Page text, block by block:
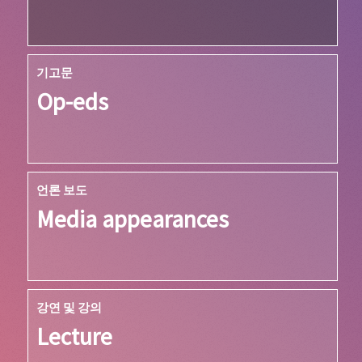
기고문
Op-eds
언론 보도
Media appearances
강연 및 강의
Lecture